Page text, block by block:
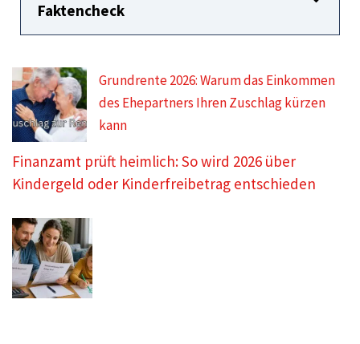
Faktencheck
Grundrente 2026: Warum das Einkommen
des Ehepartners Ihren Zuschlag kürzen
kann
Finanzamt prüft heimlich: So wird 2026 über
Kindergeld oder Kinderfreibetrag entschieden